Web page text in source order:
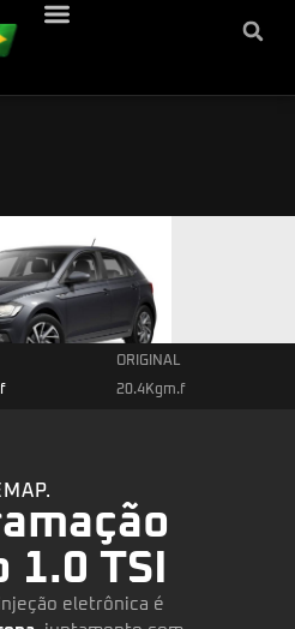
ORIGINAL
20.4Kgm.f
1.0 TSI
eletrônica é